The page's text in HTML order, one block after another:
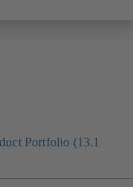
Portfolio (13.1